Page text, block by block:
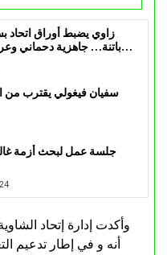
زاوي يضبط أوراق اتحاد
باتنة… جاهزية دحماني
سفيان فيغولي يقترب من
جلسة عمل لبحث أزمة
وأكدت إدارة إتحاد
أنه و في إطار تدعيم